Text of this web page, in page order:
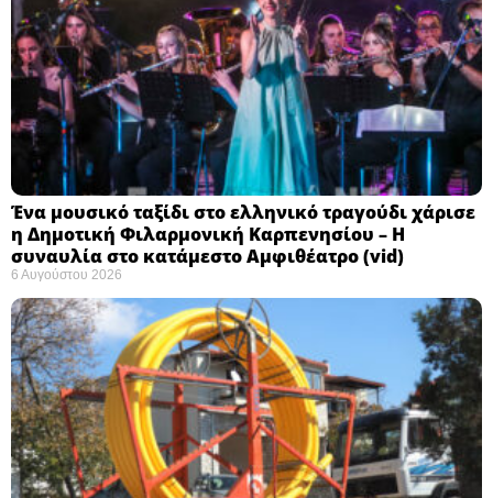
Ένα μουσικό ταξίδι στο ελληνικό τραγούδι χάρισε
η Δημοτική Φιλαρμονική Καρπενησίου – Η
συναυλία στο κατάμεστο Αμφιθέατρο (vid)
6 Αυγούστου 2026